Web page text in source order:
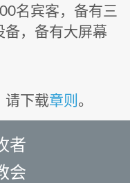
名宾客，备有三
，备有大屏幕
请下载章则。
者
会